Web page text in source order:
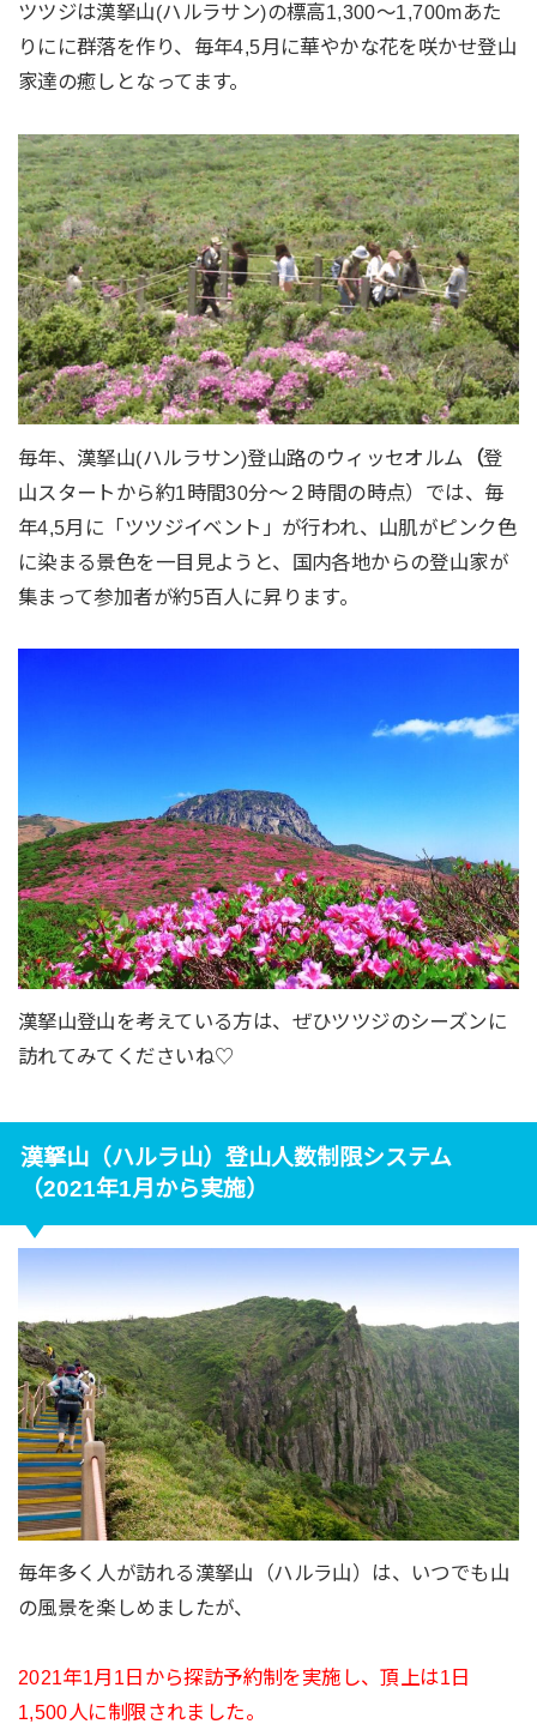
ツツジは漢拏山(ハルラサン)の標高1,300〜1,700mあた
りにに群落を作り、毎年4,5月に華やかな花を咲かせ登山
家達の癒しとなってます。
毎年、漢拏山(ハルラサン)登山路のウィッセオルム （登
山スタートから約1時間30分〜２時間の時点）では、毎
年4,5月に「ツツジイベント」が行われ、山肌がピンク色
に染まる景色を一目見ようと、国内各地からの登山家が
集まって参加者が約5百人に昇ります。
漢拏山登山を考えている方は、ぜひツツジのシーズンに
訪れてみてくださいね♡
漢拏山（ハルラ山）登山人数制限システム
（2021年1月から実施）
毎年多く人が訪れる漢拏山（ハルラ山）は、いつでも山
の風景を楽しめましたが、
2021年1月1日から探訪予約制を実施し、頂上は1日
1,500人に制限されました。